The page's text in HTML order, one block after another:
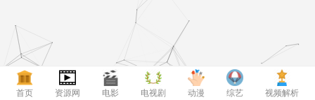
首页 资源网 电影 电视剧 动漫 综艺 视频解析